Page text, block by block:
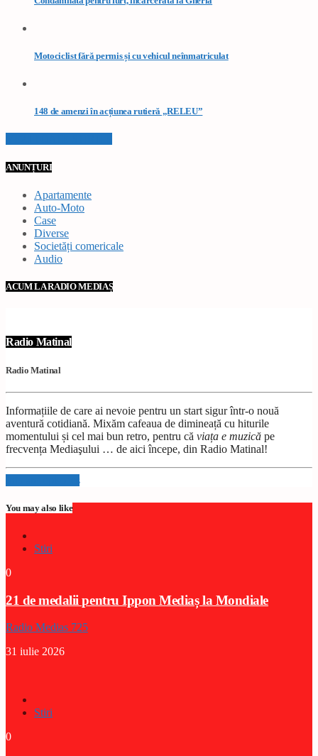
Motociclist fără permis și cu vehicul neînmatriculat
148 de amenzi în acțiunea rutieră „RELEU”
ANUNȚURI
Apartamente
Auto-Moto
Case
Diverse
Societăți comericale
Audio
ACUM LA RADIO MEDIAȘ
Radio Matinal
Radio Matinal
Informațiile de care ai nevoie pentru un start sigur într-o nouă
aventură cotidiană. Mixăm cafeaua de dimineață cu hiturile
momentului și cel mai bun retro, pentru că viața e muzică pe
frecvența Mediaşului … de aici începe, din Radio Matinal!
Info and episodes
You may also like
Stiri
0
21 de medalii pentru Ippon Mediaș la Mondiale
Radio Medias 725
31 iulie 2026
Stiri
0